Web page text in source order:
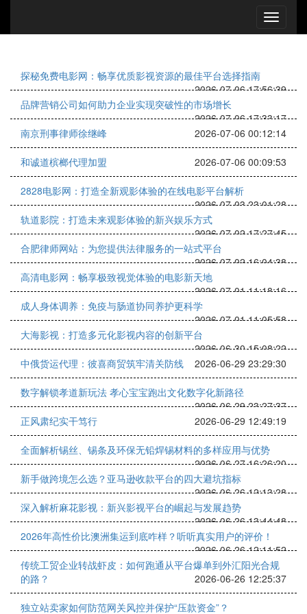
探秘免费电影网：畅享优质影视资源的最佳平台选择指南
2026-07-06 17:56:39
品牌营销公司如何助力企业实现突破性的市场增长
2026-07-06 17:33:17
南京刑事律师徐继峰
2026-07-06 00:12:14
和诚道槟榔代理加盟 2026-07-06 00:09:53
2828电影网：打造全新观影体验的在线电影平台解析
2026-07-03 23:01:28
轨道影院：打造未来观影体验的新兴娱乐方式
2026-07-02 17:27:45
合肥律师网站：为您提供法律服务的一站式平台
2026-07-02 16:04:38
高清电影网：畅享极致视觉体验的电影新天地
2026-07-01 11:18:16
成人身体调养：免疫与肠道协同养护更科学
2026-07-01 11:05:58
大海影视：打造多元化影视内容的创新平台
2026-06-30 15:08:22
中俄货运代理：彼喜商贸筑牢清关防线
2026-06-29 23:29:30
数字解锁孝道新玩法 孝心宝宝跑出文化数字化新路径
2026-06-29 23:27:37
正风肃纪实干笃行
2026-06-29 12:49:19
全面解析锡丝、锡条及环保无铅焊锡材料的多样应用与优势
2026-06-27 16:26:20
新手做跨境怎么选？亚马逊收款平台的四大避坑指标
2026-06-26 12:13:28
深入解析麻花影视：新兴影视平台的崛起与发展趋势
2026-06-26 13:44:48
2026年高性价比澳洲集运到底咋样？听听真实用户的评价！
2026-06-26 12:11:52
传统工贸企业转战虾皮：如何跑通从平台爆单到外汇阳光合规
的路？
2026-06-26 12:25:37
独立站卖家如何防范网关风控并保护“压款资金”？